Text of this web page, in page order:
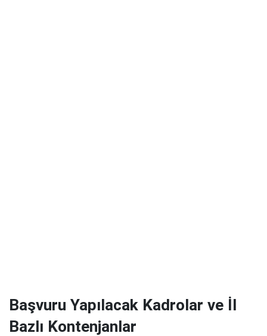
Başvuru Yapılacak Kadrolar ve İl
Bazlı Kontenjanlar